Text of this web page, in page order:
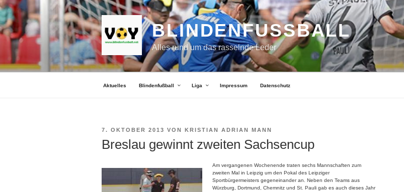
Zum
Inhalt
springen
BLINDENFUSSBALL
Alles rund um das rasselnde Leder
Aktuelles Blindenfußball Liga Impressum Datenschutz
VERÖFFENTLICHT
7. OKTOBER 2013 VON KRISTIAN ADRIAN MANN
Breslau gewinnt zweiten Sachsencup
Am vergangenen Wochenende traten sechs Mannschaften zum
zweiten Mal in Leipzig um den Pokal des Leipziger
Sportbürgermeisters gegeneinander an. Neben den Teams aus
Würzburg, Dortmund, Chemnitz und St. Pauli gab es auch dieses Jahr